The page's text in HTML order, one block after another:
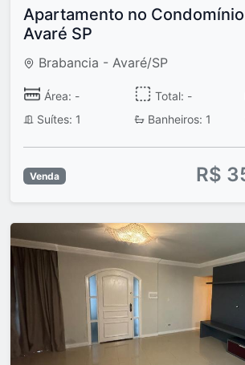
Apartamento no
Avaré SP
Brabancia - Avaré/SP
Área: - Total: -
Suítes: 1
Banheiros: 1
Venda R$